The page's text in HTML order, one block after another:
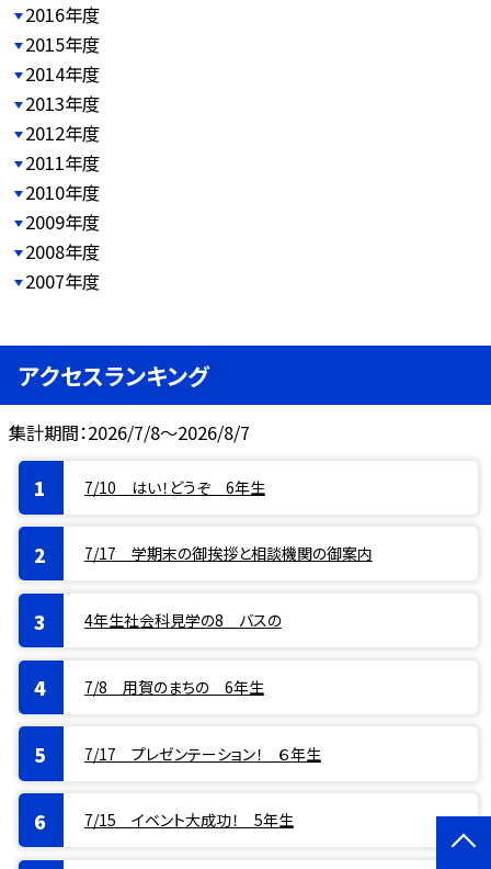
2016年度
2015年度
2014年度
2013年度
2012年度
2011年度
2010年度
2009年度
2008年度
2007年度
アクセスランキング
集計期間：2026/7/8～2026/8/7
7/10 はい！どうぞ 6年生
7/17 学期末の御挨拶と相談機関の御案内
4年生社会科見学の8 バスの
7/8 用賀のまちの 6年生
7/17 プレゼンテーション！ ６年生
7/15 イベント大成功！ 5年生